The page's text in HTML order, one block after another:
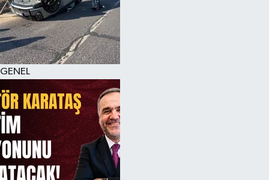
GENEL
KÜLTÜR SANAT
MAGAZİN
SAĞLIK
SİYASET
SPOR
TEKNOLOJİ